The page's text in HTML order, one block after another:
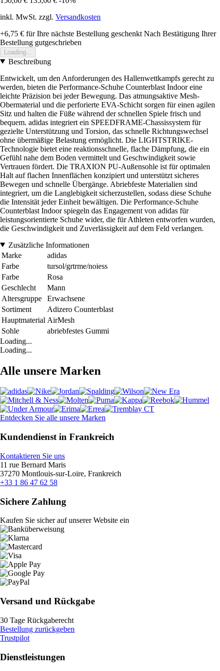
inkl. MwSt. zzgl. Versandkosten
+6,75 € für Ihre nächste Bestellung geschenkt Nach Bestätigung Ihrer
Bestellung gutgeschrieben
Loading...
Beschreibung
Entwickelt, um den Anforderungen des Hallenwettkampfs gerecht zu
werden, bieten die Performance-Schuhe Counterblast Indoor eine
leichte Präzision bei jeder Bewegung. Das atmungsaktive Mesh-
Obermaterial und die perforierte EVA-Schicht sorgen für einen agilen
Sitz und halten die Füße während der schnellen Spiele frisch und
bequem. adidas integriert ein SPEEDFRAME-Chassissystem für
gezielte Unterstützung und Torsion, das schnelle Richtungswechsel
ohne übermäßige Belastung ermöglicht. Die LIGHTSTRIKE-
Technologie bietet eine reaktionsschnelle, flache Dämpfung, die ein
Gefühl nahe dem Boden vermittelt und Geschwindigkeit sowie
Vertrauen fördert. Die TRAXION PU-Außensohle ist für optimalen
Halt auf flachen Innenflächen konzipiert und unterstützt sicheres
Bewegen und schnelle Übergänge. Abriebfeste Materialien sind
integriert, um die Langlebigkeit sicherzustellen, sodass diese Schuhe
die Intensität jeder Einheit bewältigen. Die Performance-Schuhe
Counterblast Indoor spiegeln das Engagement von adidas für
leistungsorientierte Schuhe wider, die für Athleten entworfen wurden,
die Geschwindigkeit und Zuverlässigkeit auf dem Feld verlangen.
Zusätzliche Informationen
Marke
adidas
Farbe
tursol/grtrme/noiess
Farbe
Rosa
Geschlecht
Mann
Altersgruppe
Erwachsene
Sortiment
Adizero Counterblast
Hauptmaterial AirMesh
Sohle
abriebfestes Gummi
Loading...
Loading...
Alle unsere Marken
Entdecken Sie alle unsere Marken
Kundendienst in Frankreich
Kontaktieren Sie uns
11 rue Bernard Maris
37270 Montlouis-sur-Loire, Frankreich
+33 1 86 47 62 58
Sichere Zahlung
Kaufen Sie sicher auf unserer Website ein
Versand und Rückgabe
30 Tage Rückgaberecht
Bestellung zurückgeben
Trustpilot
Dienstleistungen